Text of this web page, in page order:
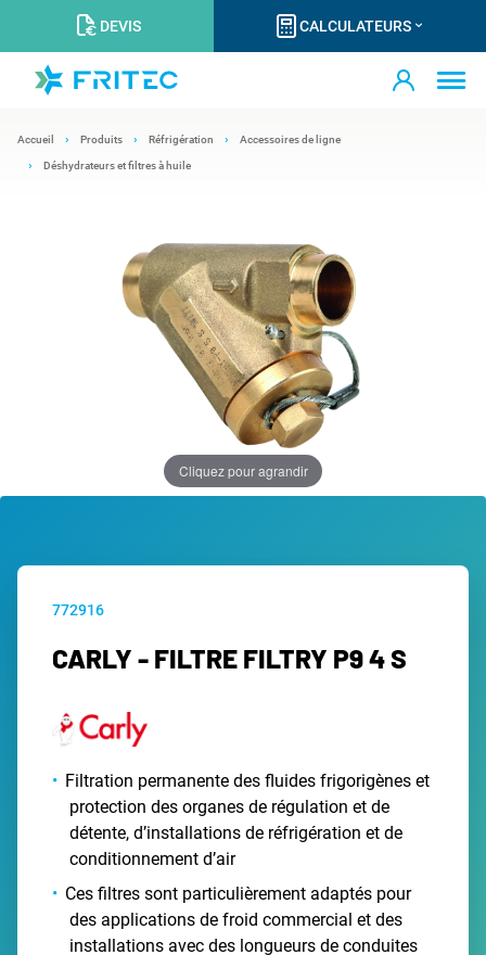
DEVIS CALCULATEURS
Accueil Produits Réfrigération Accessoires de ligne
Déshydrateurs et filtres à huile
Cliquez pour agrandir
772916
CARLY - FILTRE FILTRY P9 4 S
Filtration permanente des fluides frigorigènes et
protection des organes de régulation et de
détente, d’installations de réfrigération et de
conditionnement d’air
Ces filtres sont particulièrement adaptés pour
des applications de froid commercial et des
installations avec des longueurs de conduites